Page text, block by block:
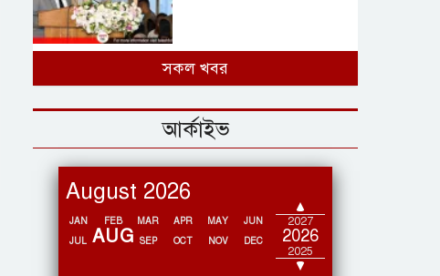
গাজায় নিহতের সংখ্যা ৭০
হাজার ছাড়াল
দলের মূলহোতাকে ধরল পুলিশ
সকল খবর
আর্কাইভ
August 2026
2028
2027
2026
2025
JAN FEB MAR APR MAY
JUN
JUL AUG SEP OCT NOV DEC